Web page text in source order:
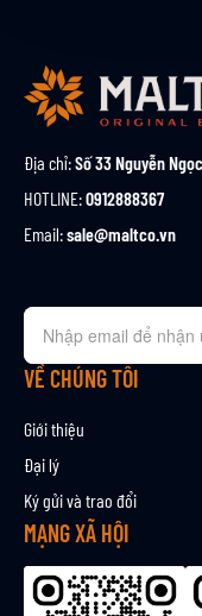
Địa chỉ:Số 33 Nguyễn
HOTLINE:0912888367
Email:sale@maltco.vn
Đ
n
k
n
h
ậ
VỀ CHÚNG TÔI
Giới thiệu
Đại lý
Ký gửi và trao đổi
MẠNG XÃ HỘI